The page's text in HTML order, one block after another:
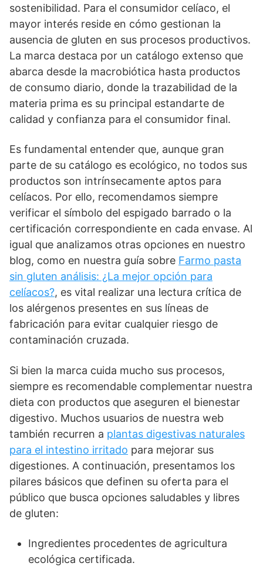
sostenibilidad. Para el consumidor celíaco, el
mayor interés reside en cómo gestionan la
ausencia de gluten en sus procesos productivos.
La marca destaca por un catálogo extenso que
abarca desde la macrobiótica hasta productos
de consumo diario, donde la trazabilidad de la
materia prima es su principal estandarte de
calidad y confianza para el consumidor final.
Es fundamental entender que, aunque gran
parte de su catálogo es ecológico, no todos sus
productos son intrínsecamente aptos para
celíacos. Por ello, recomendamos siempre
verificar el símbolo del espigado barrado o la
certificación correspondiente en cada envase. Al
igual que analizamos otras opciones en nuestro
blog, como en nuestra guía sobre Farmo pasta
sin gluten análisis: ¿La mejor opción para
celíacos?, es vital realizar una lectura crítica de
los alérgenos presentes en sus líneas de
fabricación para evitar cualquier riesgo de
contaminación cruzada.
Si bien la marca cuida mucho sus procesos,
siempre es recomendable complementar nuestra
dieta con productos que aseguren el bienestar
digestivo. Muchos usuarios de nuestra web
también recurren a plantas digestivas naturales
para el intestino irritado para mejorar sus
digestiones. A continuación, presentamos los
pilares básicos que definen su oferta para el
público que busca opciones saludables y libres
de gluten:
Ingredientes procedentes de agricultura
ecológica certificada.